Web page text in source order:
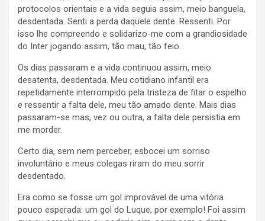
protocolos orientais e a vida seguia assim, meio banguela,
desdentada. Senti a perda daquele dente. Ressenti. Por
isso lhe compreendo e solidarizo-me com a grandiosidade
do Inter jogando assim, tão mau, tão feio.
Os dias passaram e a vida continuou assim, meio
desatenta, desdentada. Meu cotidiano infantil era
repetidamente interrompido pela tristeza de fitar o espelho
e ressentir a falta dele, meu tão amado dente. Mais dias
passaram-se mas, vez ou outra, a falta dele persistia em
me morder.
Certo dia, sem nem perceber, esbocei um sorriso
involuntário e meus colegas riram do meu sorrir
desdentado.
Era como se fosse um gol improvável de uma vitória
pouco esperada: um gol do Luque, por exemplo! Foi assim